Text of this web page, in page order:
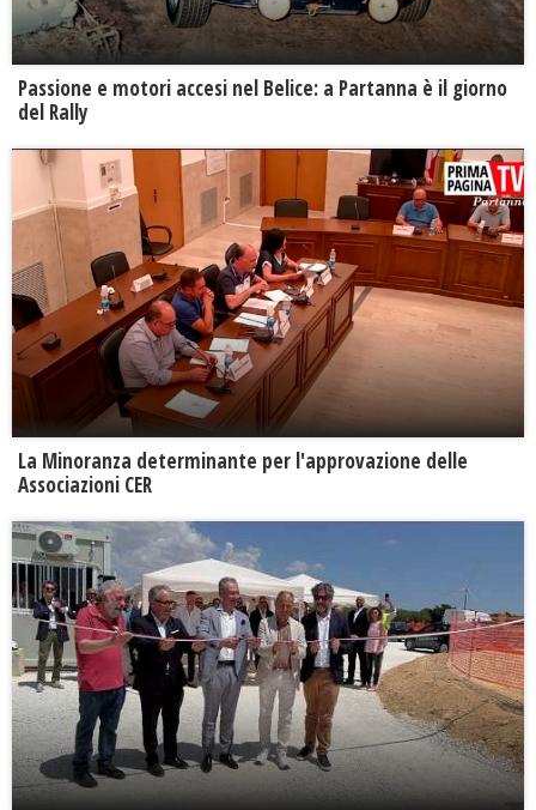
Passione e motori accesi nel Belice: a Partanna è il giorno
del Rally
La Minoranza determinante per l'approvazione delle
Associazioni CER